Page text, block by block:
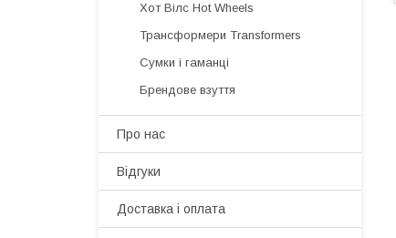
Хот Вілс Hot Wheels
Трансформери Transformers
Сумки і гаманці
Брендове взуття
Про нас
Відгуки
Доставка і оплата